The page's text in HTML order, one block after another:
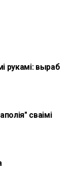
рукамі: выраб
сваімі